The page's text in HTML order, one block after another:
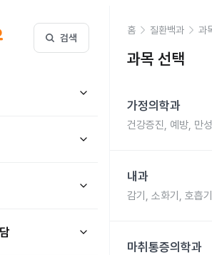
검색
홈 질환백과 과
과목 선택
가정의학과
건강증진, 예방, 만
내과
감기, 소화기, 호흡
마취통증의학과